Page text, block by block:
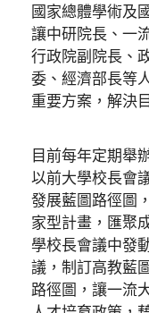
國家總體學術及
讓中研院長、一
行政院副院長、
委、經濟部長等
重要方案，解決
目前每年定期舉
以前大學校長會
發展藍圖路徑圖
家型計畫，匯聚
學校長會議中發
議，制訂高教藍
路徑圖，讓一流